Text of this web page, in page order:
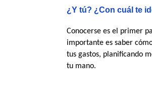
¿Y tú? ¿Con cuál te
Conocerse es el primer
importante es saber
tus gastos, planificando
tu mano.